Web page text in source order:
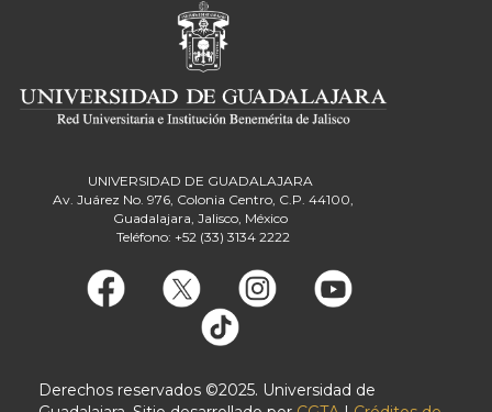
UNIVERSIDAD DE GUADALAJARA
Av. Juárez No. 976, Colonia Centro, C.P. 44100,
Guadalajara, Jalisco, México
Teléfono: +52 (33) 3134 2222
Derechos reservados ©2025. Universidad de